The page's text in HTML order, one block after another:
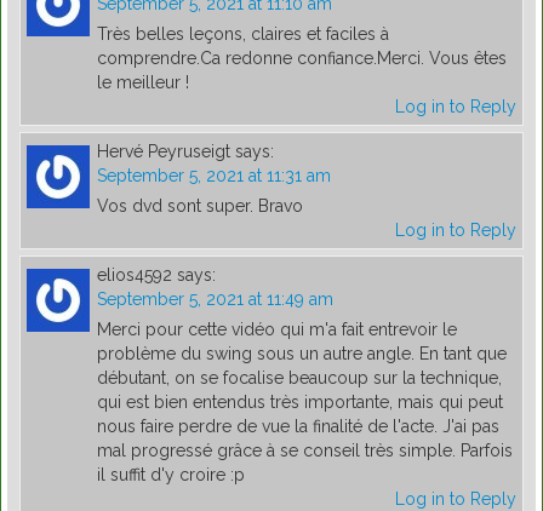
September 5, 2021 at 11:10 am
Très belles leçons, claires et faciles à
comprendre.Ca redonne confiance.Merci. Vous êtes
le meilleur !
Log in to Reply
Hervé Peyruseigt says:
September 5, 2021 at 11:31 am
Vos dvd sont super. Bravo
Log in to Reply
elios4592 says:
September 5, 2021 at 11:49 am
Merci pour cette vidéo qui m'a fait entrevoir le
problème du swing sous un autre angle. En tant que
débutant, on se focalise beaucoup sur la technique,
qui est bien entendus très importante, mais qui peut
nous faire perdre de vue la finalité de l'acte. J'ai pas
mal progressé grâce à se conseil très simple. Parfois
il suffit d'y croire :p
Log in to Reply